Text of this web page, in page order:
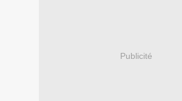
Publicité